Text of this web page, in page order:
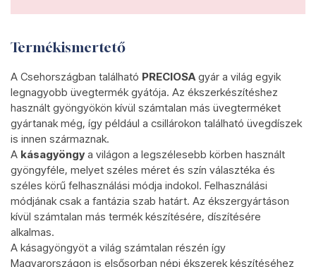
Termékismertető
A Csehországban található PRECIOSAgyár a világ egyik
legnagyobb üvegtermék gyátója. Az ékszerkészítéshez
használt gyöngyökön kívül számtalan más üvegterméket
gyártanak még, így például a csillárokon található üvegdíszek
is innen származnak.
A kásagyöngy a világon a legszélesebb körben használt
gyöngyféle, melyet széles méret és szín választéka és
széles körű felhasználási módja indokol. Felhasználási
módjának csak a fantázia szab határt. Az ékszergyártáson
kívül számtalan más termék készítésére, díszítésére
alkalmas.
A kásagyöngyöt a világ számtalan részén így
Magyarországon is elsősorban népi ékszerek készítéséhez